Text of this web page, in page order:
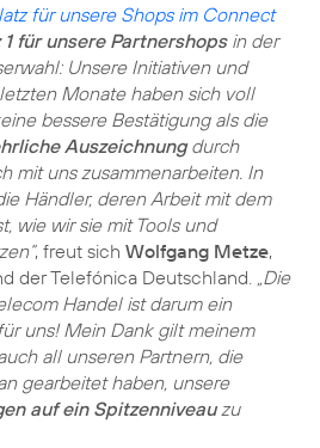
für unsere Shops im Connect
1 für unsere Partnershopsin der
Unsere Initiativen und
Monate haben sich voll
bessere Bestätigung als die
Auszeichnungdurch
mit uns zusammenarbeiten. In
Händler, deren Arbeit mit dem
wie wir sie mit Tools und
, freut sich Wolfgang Metze,
der Telefónica Deutschland.
„Die
Handel ist darum ein
uns! Mein Dank gilt meinem
all unseren Partnern, die
gearbeitet haben, unsere
auf ein Spitzenniveauzu